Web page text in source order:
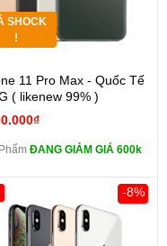
SHOCK
!
11 Pro Max - Quốc Tế
( likenew 99% )
ĐANG GIẢM GIÁ 600k
-8%